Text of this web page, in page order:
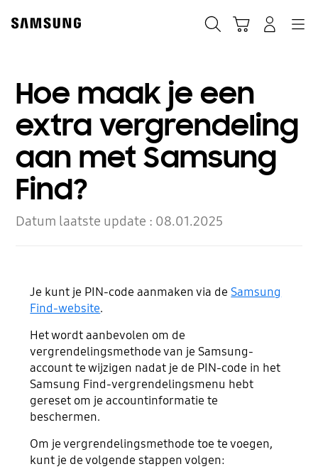
content
Hoe maak je een
extra vergrendeling
aan met Samsung
Find?
Datum laatste update : 08.01.2025
Je kunt je PIN-code aanmaken via de Samsung
Find-website.
Het wordt aanbevolen om de
vergrendelingsmethode van je Samsung-
account te wijzigen nadat je de PIN-code in het
Samsung Find-vergrendelingsmenu hebt
gereset om je accountinformatie te
beschermen.
Om je vergrendelingsmethode toe te voegen,
kunt je de volgende stappen volgen: